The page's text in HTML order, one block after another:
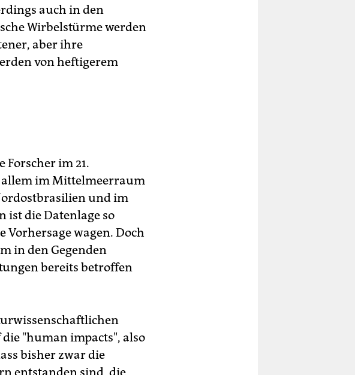
auch in den
Wirbelstürme werden
aber ihre
von heftigerem
im 21.
im Mittelmeerraum
und im
ist die Datenlage so
Vorhersage wagen. Doch
in den Gegenden
bereits betroffen
"human impacts", also
bisher zwar die
entstanden sind, die